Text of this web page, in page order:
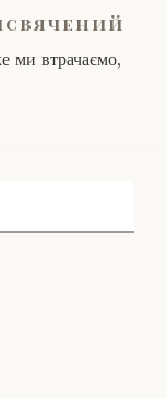
ми втрачаємо,